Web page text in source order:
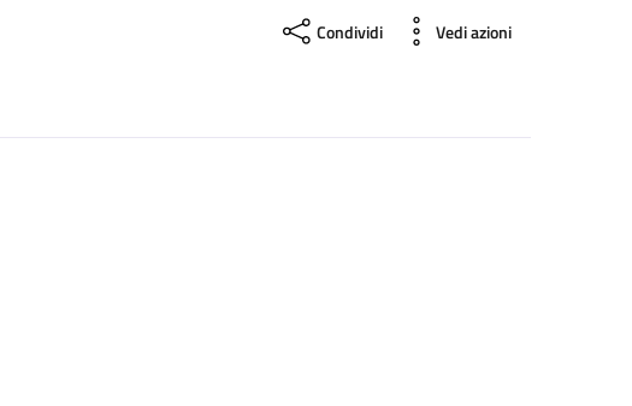
Condividi Vedi azioni